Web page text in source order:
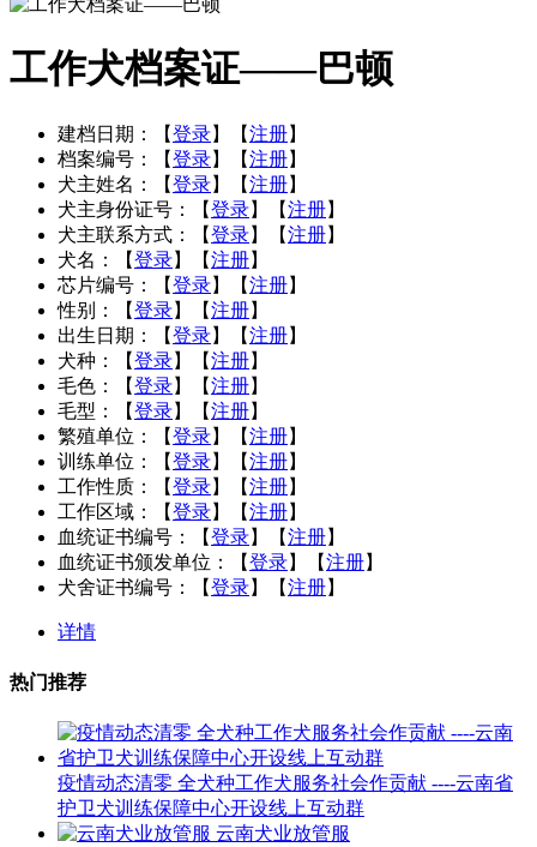
工作犬档案证——巴顿
建档日期： 【登录】【注册】
档案编号：
【登录】【注册】
犬主姓名：
【登录】【注册】
犬主身份证号：
【登录】【注册】
犬主联系方式：
【登录】【注册】
犬名：
【登录】【注册】
芯片编号：
【登录】【注册】
性别：
【登录】【注册】
出生日期：
【登录】【注册】
犬种：
【登录】【注册】
毛色：
【登录】【注册】
毛型：
【登录】【注册】
繁殖单位：
【登录】【注册】
训练单位：
【登录】【注册】
工作性质：
【登录】【注册】
工作区域：
【登录】【注册】
血统证书编号：
【登录】【注册】
血统证书颁发单位：
【登录】【注册】
犬舍证书编号：
【登录】【注册】
详情
热门推荐
疫情动态清零 全犬种工作犬服务社会作贡献 ----云南省
护卫犬训练保障中心开设线上互动群
云南犬业放管服